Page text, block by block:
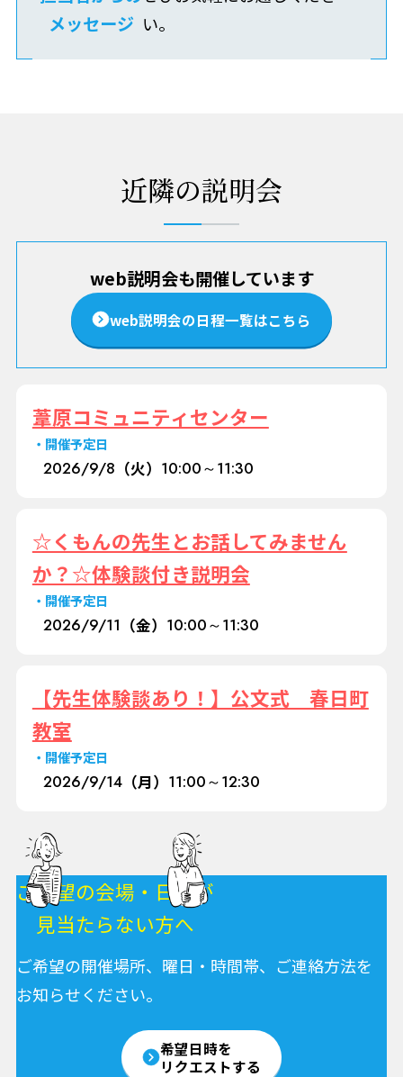
メッセージ い。
近隣の説明会
web説明会も開催しています
web説明会の日程一覧はこちら
葦原コミュニティセンター
開催予定日
2026/9/8 （火） 10:00～11:30
☆くもんの先生とお話してみません
か？☆体験談付き説明会
開催予定日
2026/9/11 （金） 10:00～11:30
【先生体験談あり！】公文式 春日町
教室
開催予定日
2026/9/14（月） 11:00～12:30
ご希望の会場・日程が
見当たらない方へ
ご希望の開催場所、曜日・時間帯、ご連絡方法を
お知らせください。
希望日時を
リクエストする